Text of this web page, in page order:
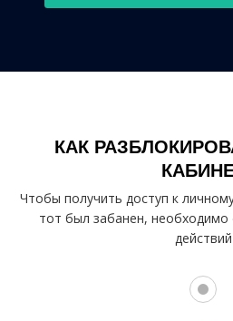
КАК
Чтобы получить доступ к
тот был забанен, необходимо
действий